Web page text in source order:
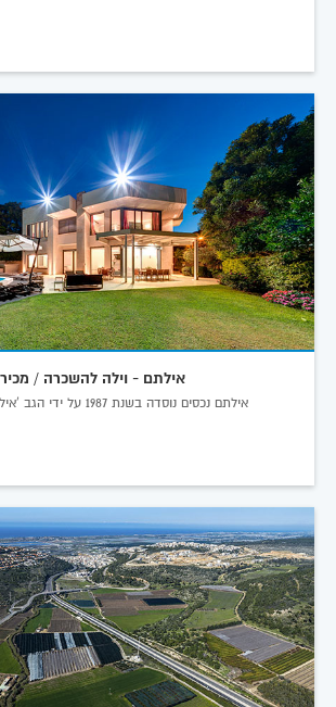
אילתם - וילה להשכרה / מכירה
אילתם נכסים נוסדה בשנת 1987 על ידי הגב 'אילנה שימשוביץ.